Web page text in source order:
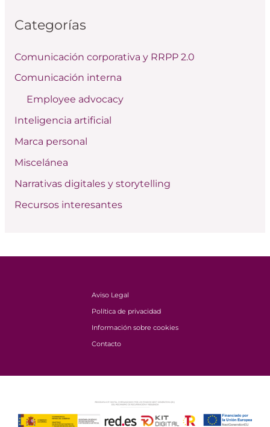
a
p
o
:
Categorías
Comunicación corporativa y RRPP 2.0
Comunicación interna
Employee advocacy
Inteligencia artificial
Marca personal
Miscelánea
Narrativas digitales y storytelling
Recursos interesantes
Aviso Legal
Política de privacidad
Información sobre cookies
Contacto